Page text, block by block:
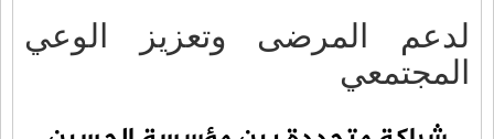
لدعم المرضى وتعزيز الوعي
المجتمعي